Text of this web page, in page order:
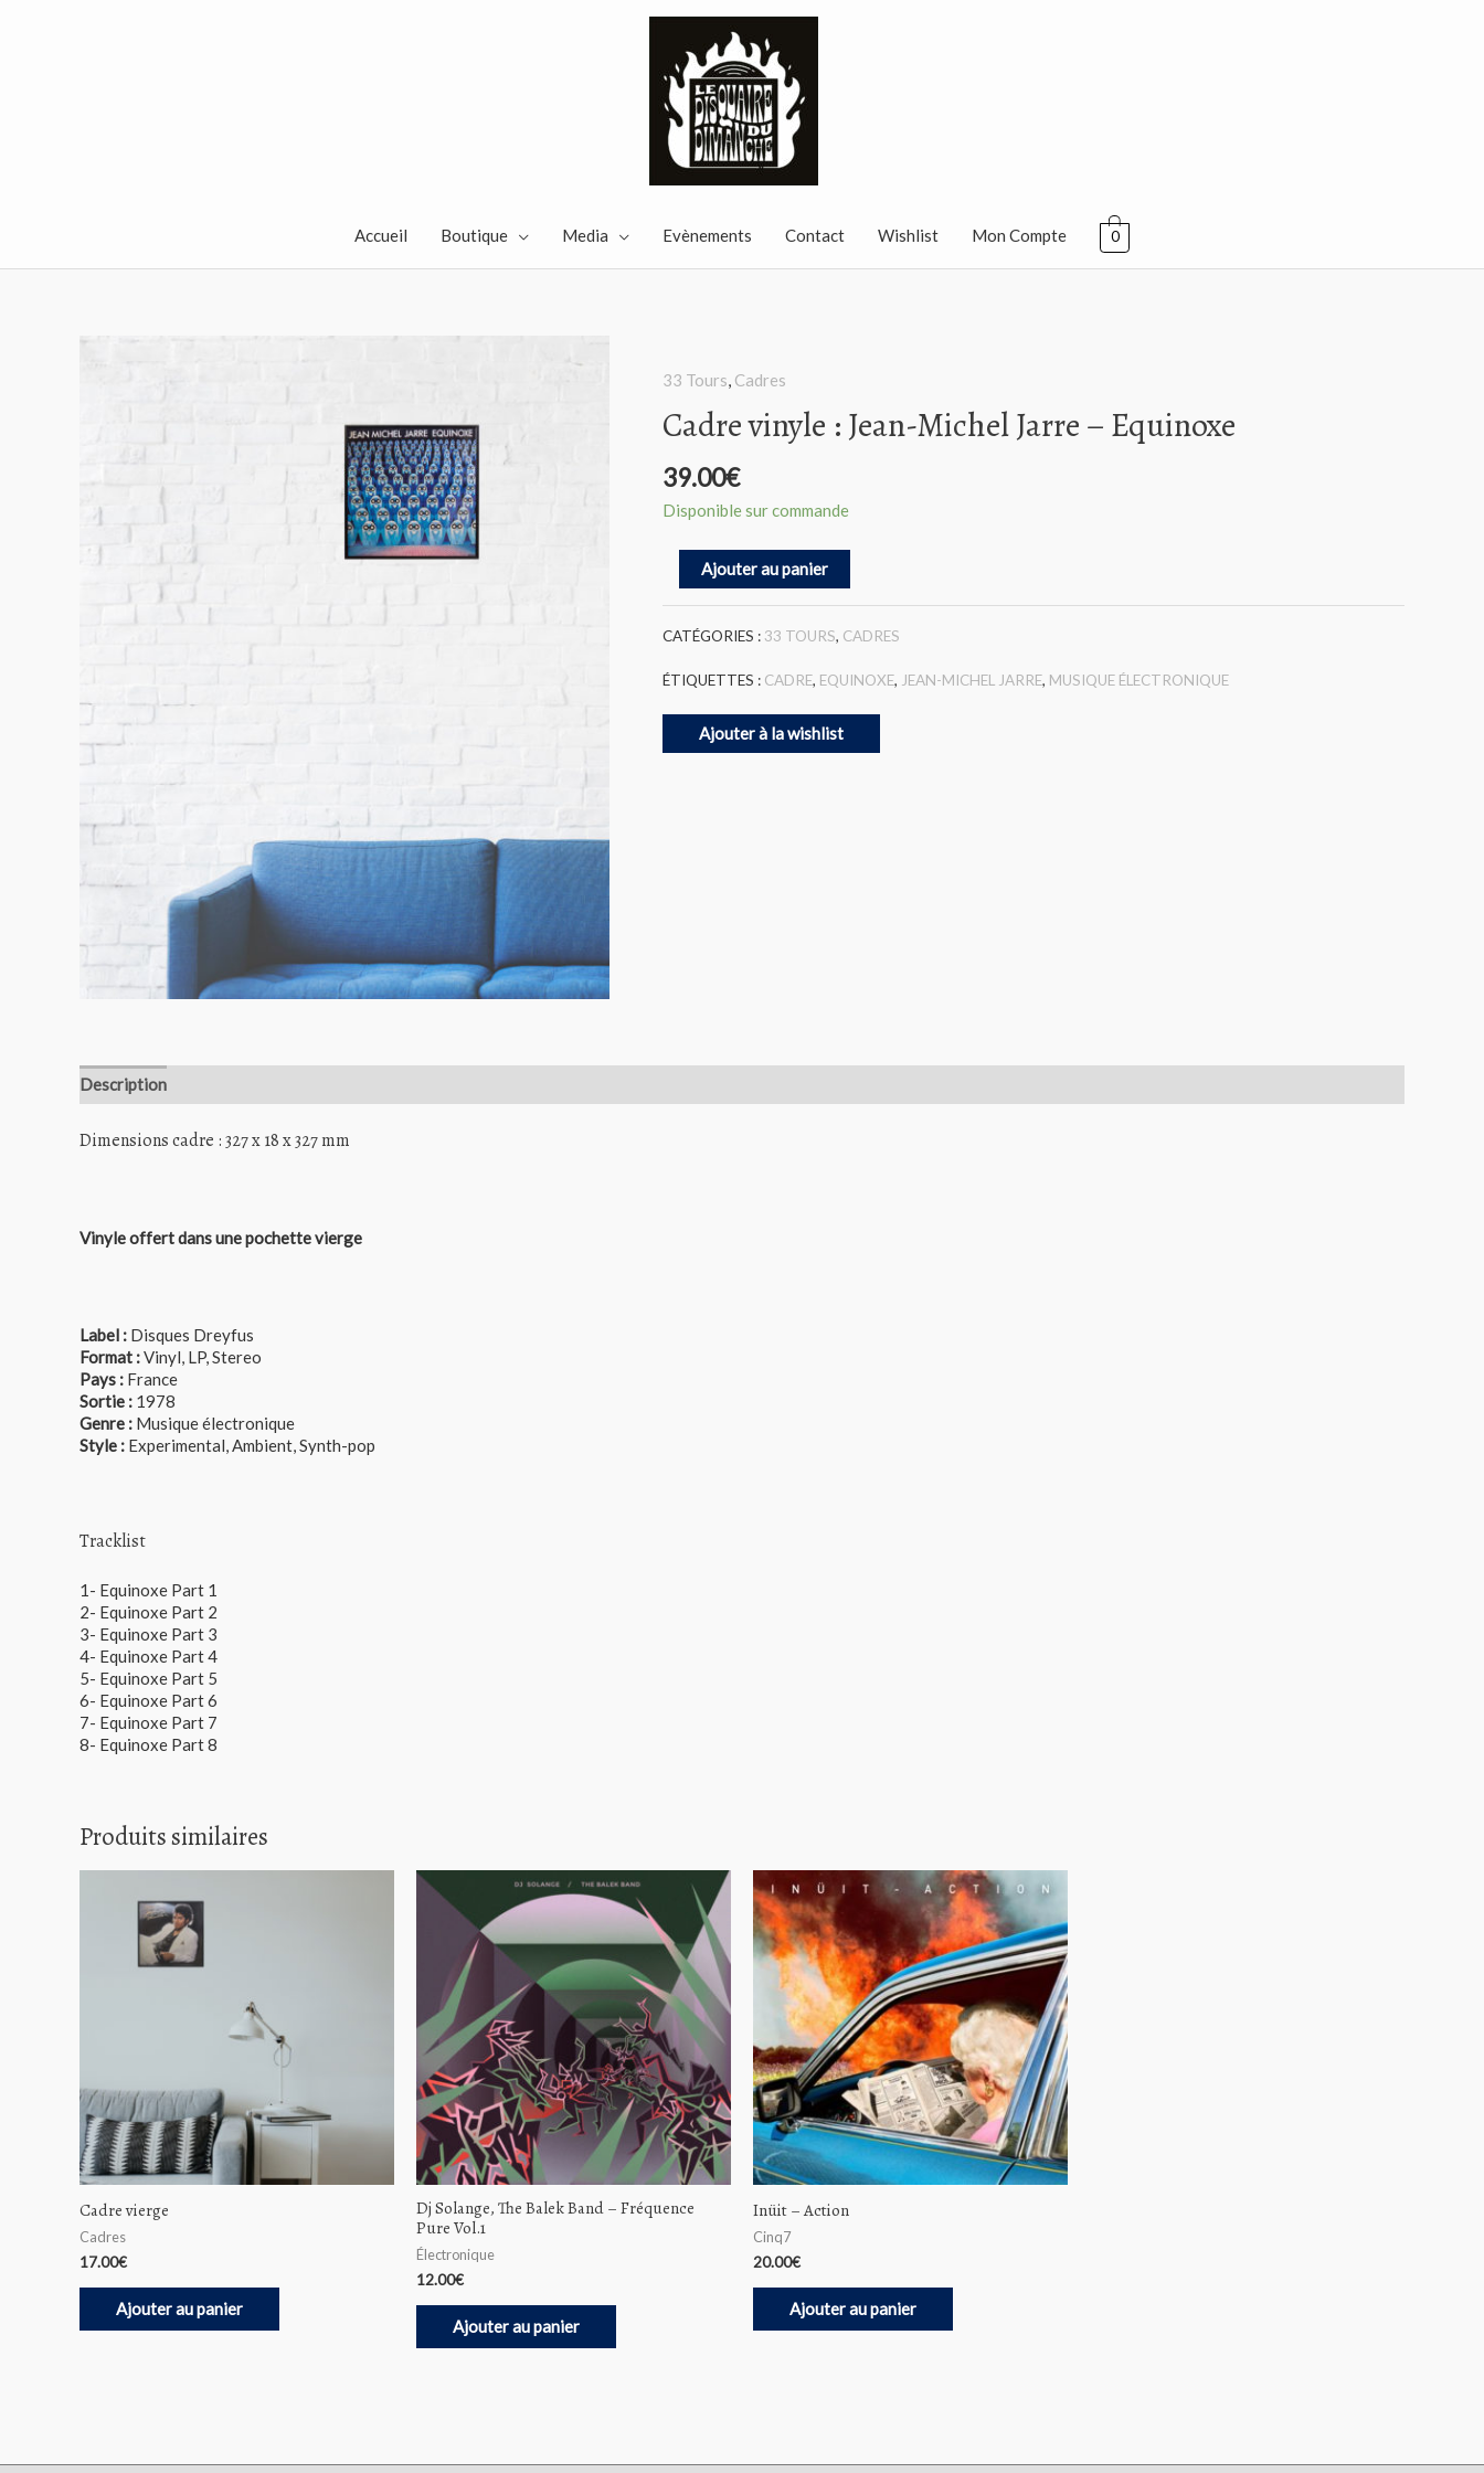
Accueil Boutique Media Evènements Contact Wishlist Mon Compte 0
33 Tours Cadres
Cadre vinyle : Jean-Michel Jarre – Equinoxe
39.00€
Disponible sur commande
quantité
Cadre
vinyle
Jean-
Michel
Jarre
Equinoxe
Ajouter au panier
CATÉGORIES : 33 TOURS, CADRES
ÉTIQUETTES : CADRE, EQUINOXE, JEAN-MICHEL JARRE, MUSIQUE ÉLECTRONIQUE
Ajouter à la wishlist
Description
Dimensions cadre : 327 x 18 x 327 mm
Vinyle offert dans une pochette vierge
Label : Disques Dreyfus
Format :Vinyl, LP, Stereo
Pays : France
Sortie : 1978
Genre : Musique électronique
Style : Experimental, Ambient, Synth-pop
Tracklist
1- Equinoxe Part 1
2- Equinoxe Part 2
3- Equinoxe Part 3
4- Equinoxe Part 4
5- Equinoxe Part 5
6- Equinoxe Part 6
7- Equinoxe Part 7
8- Equinoxe Part 8
Produits similaires
Cadre vierge
Cadres
17.00€
Ajouter au panier
Dj Solange, The Balek Band ‎– Fréquence
Pure Vol.1
Électronique
12.00€
Ajouter au panier
Inüit ‎– Action
Cinq7
20.00€
Ajouter au panier